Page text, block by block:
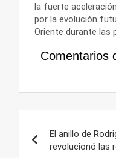
la fuerte
por la evolución
Oriente durante las
Comentarios
de
El anillo de
revolucionó las